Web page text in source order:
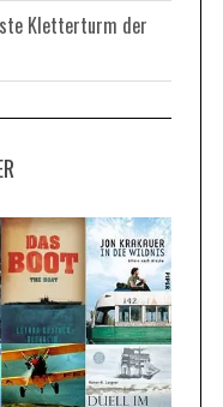
Kletterturm der